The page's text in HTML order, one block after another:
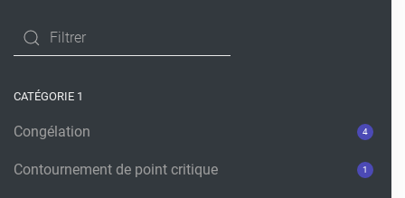
CATÉGORIE 1
Congélation 4
Contournement de point critique 1